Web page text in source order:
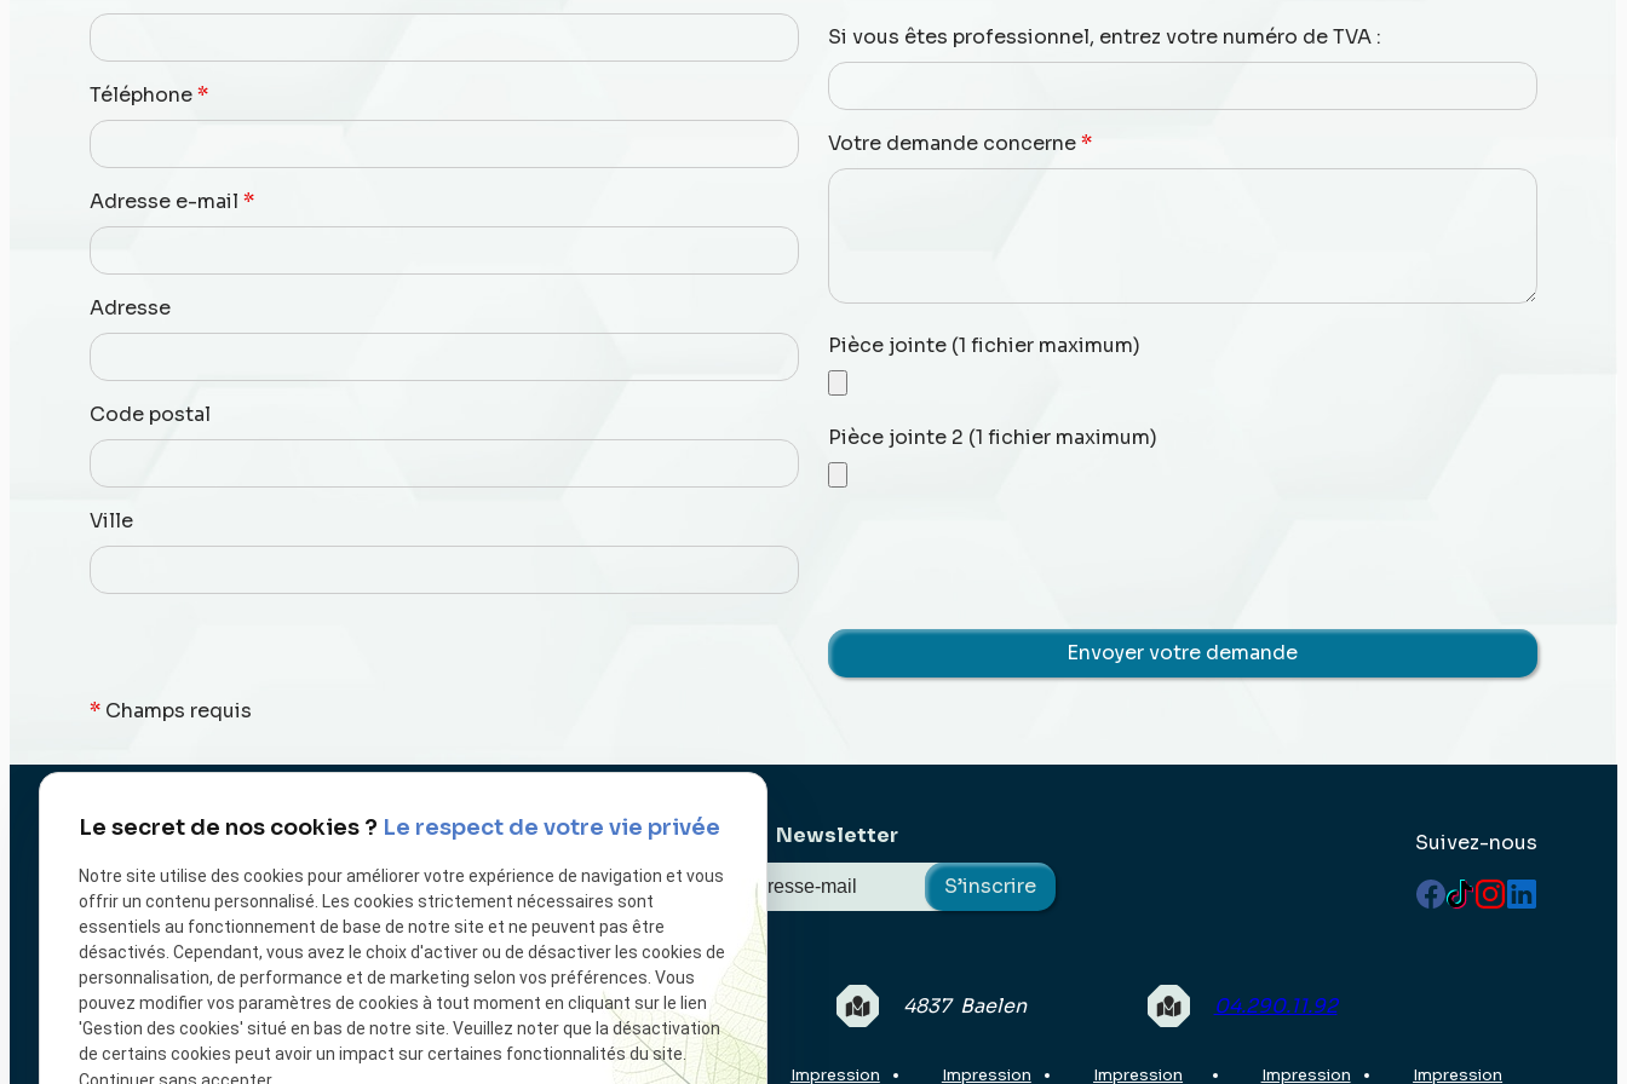
Téléphone*
Adresse e-mail*
Adresse
Code postal
Ville
Si vous êtes professionnel, entrez votre numéro de TVA :
Votre demande concerne*
Pièce jointe (1 fichier maximum)
Pièce jointe 2 (1 fichier maximum)
* Champs requis
Newsletter Suivez-nous
Ouverture : 9H00 - 17H00 | 5/7 jours 4837 Baelen 04.290.11.92
Impression Impression Impression Impression Impression Impression Impression
Le secret de nos cookies ? Le respect de votre vie privée
Notre site utilise des cookies pour améliorer votre expérience de navigation et vous
offrir un contenu personnalisé. Les cookies strictement nécessaires sont
essentiels au fonctionnement de base de notre site et ne peuvent pas être
désactivés. Cependant, vous avez le choix d'activer ou de désactiver les cookies de
personnalisation, de performance et de marketing selon vos préférences. Vous
pouvez modifier vos paramètres de cookies à tout moment en cliquant sur le lien
'Gestion des cookies' situé en bas de notre site. Veuillez noter que la désactivation
de certains cookies peut avoir un impact sur certaines fonctionnalités du site.
Continuer sans accepter